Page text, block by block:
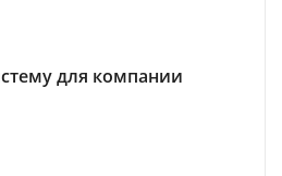
для компании